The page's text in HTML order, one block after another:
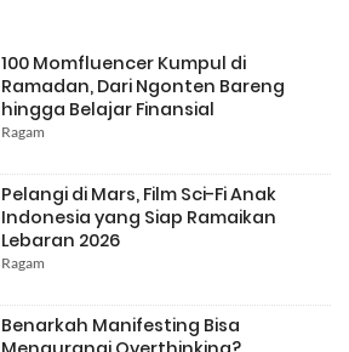
100 Momfluencer Kumpul di
Ramadan, Dari Ngonten Bareng
hingga Belajar Finansial
Ragam
Pelangi di Mars, Film Sci-Fi Anak
Indonesia yang Siap Ramaikan
Lebaran 2026
Ragam
Benarkah Manifesting Bisa